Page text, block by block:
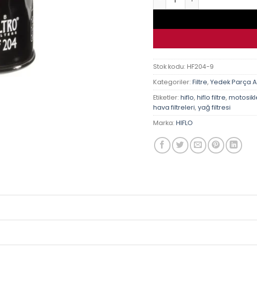
Stok kodu: HF204-9
Kategoriler: Filtre, Yedek Parça
Etiketler: hiflo, hiflo filtre,
hava filtreleri, yağ filtresi
Marka: HIFLO